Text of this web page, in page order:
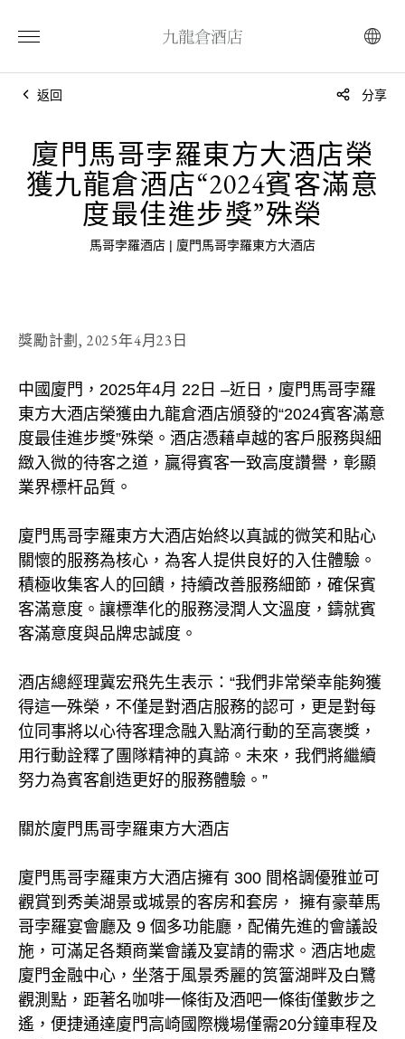
返回 分享
廈門馬哥孛羅東方大酒店榮
獲九龍倉酒店“2024賓客滿意
度最佳進步獎”殊榮
馬哥孛羅酒店 | 廈門馬哥孛羅東方大酒店
獎勵計劃, 2025年4月23日
中國廈門，2025年4月 22日 –近日，廈門馬哥孛羅
東方大酒店榮獲由九龍倉酒店頒發的“2024賓客滿意
度最佳進步獎”殊榮。酒店憑藉卓越的客戶服務與細
緻入微的待客之道，贏得賓客一致高度讚譽，彰顯
業界標杆品質。
廈門馬哥孛羅東方大酒店始終以真誠的微笑和貼心
關懷的服務為核心，為客人提供良好的入住體驗。
積極收集客人的回饋，持續改善服務細節，確保賓
客滿意度。讓標準化的服務浸潤人文溫度，鑄就賓
客滿意度與品牌忠誠度。
酒店總經理冀宏飛先生表示：“我們非常榮幸能夠獲
得這一殊榮，不僅是對酒店服務的認可，更是對每
位同事將以心待客理念融入點滴行動的至高褒獎，
用行動詮釋了團隊精神的真諦。未來，我們將繼續
努力為賓客創造更好的服務體驗。”
關於廈門馬哥孛羅東方大酒店
廈門馬哥孛羅東方大酒店擁有 300 間格調優雅並可
觀賞到秀美湖景或城景的客房和套房， 擁有豪華馬
哥孛羅宴會廳及 9 個多功能廳，配備先進的會議設
施，可滿足各類商業會議及宴請的需求。酒店地處
廈門金融中心，坐落于風景秀麗的筼簹湖畔及白鷺
觀測點，距著名咖啡一條街及酒吧一條街僅數步之
遙，便捷通達廈門高崎國際機場僅需20分鐘車程及